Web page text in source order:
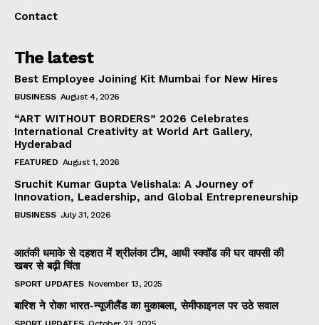
Contact
The latest
Best Employee Joining Kit Mumbai for New Hires
BUSINESS August 4, 2026
“ART WITHOUT BORDERS” 2026 Celebrates
International Creativity at World Art Gallery,
Hyderabad
FEATURED August 1, 2026
Sruchit Kumar Gupta Velishala: A Journey of
Innovation, Leadership, and Global Entrepreneurship
BUSINESS July 31, 2026
आतंकी धमाके से दहशत में श्रीलंका टीम, आधी स्क्वॉड की घर वापसी की
खबर से बढ़ी चिंता
SPORT UPDATES November 13, 2025
बारिश ने रोका भारत-न्यूजीलैंड का मुकाबला, सेमीफाइनल पर उठे सवाल